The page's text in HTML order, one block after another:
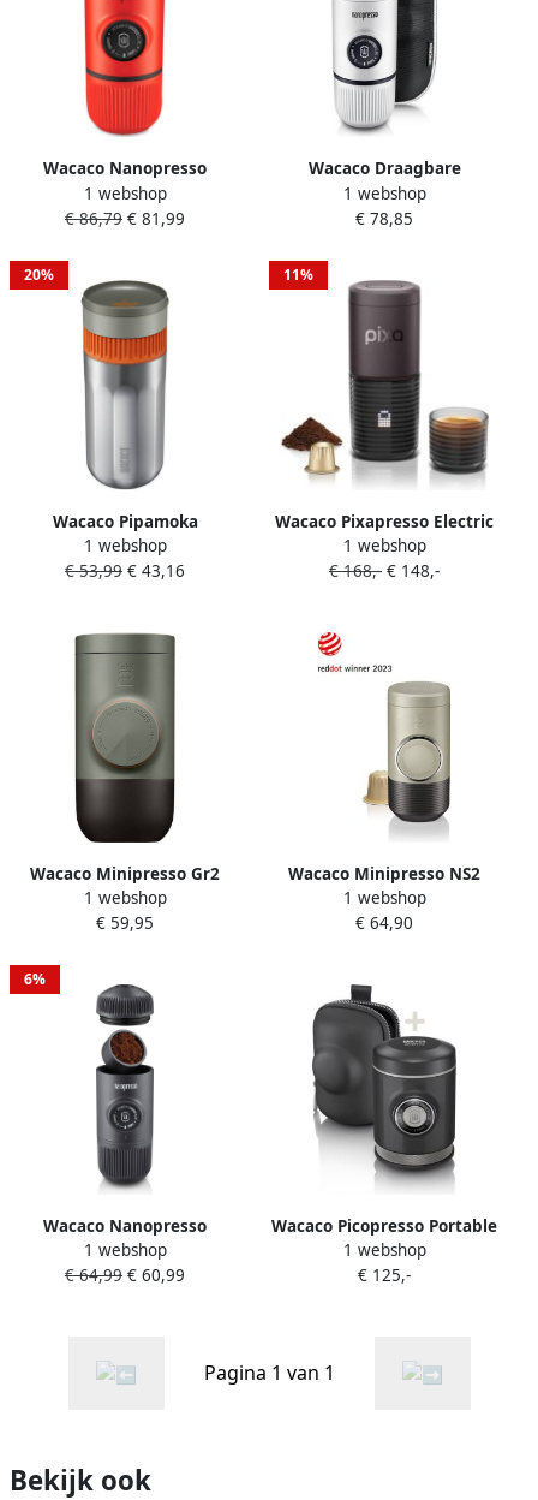
Wacaco Nanopresso
Portable Espresso Machine
with Protective Case rood
1 webshop
€ 86,79 € 81,99
Wacaco Draagbare
Koffiemachine Nanopresso
Chill Wit + Koffiekoffer
1 webshop
€ 78,85
20%
Wacaco Pipamoka
Draagbaar
Koffiezetapparaat
1 webshop
€ 53,99 € 43,16
11%
Wacaco Pixapresso Electric
Portable Espresso Machine
Draagbare koffiemachine
1 webshop
€ 168,- € 148,-
Wacaco Minipresso Gr2
Espresso Koffiemachine
Klein Draagbaar Voor Op
1 webshop
€ 59,95
Wacaco Minipresso NS2
draagbaar espresso
apparaat werkt zonder
1 webshop
€ 64,90
6%
Wacaco Nanopresso
draagbare handmatige
espresso machine werkt
gemalen koffie Zwart
1 webshop
€ 64,99 € 60,99
Wacaco Picopresso Portable
Espresso Machine Zwart
1 webshop
€ 125,-
Pagina 1 van 1
Bekijk ook